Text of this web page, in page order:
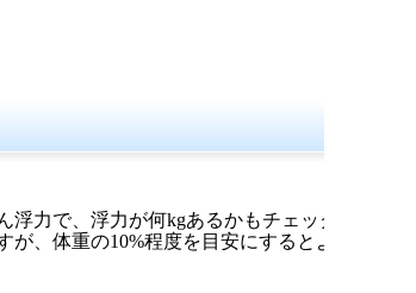
力で、浮力が何kgあるかもチェック
、体重の10%程度を目安にするとよ